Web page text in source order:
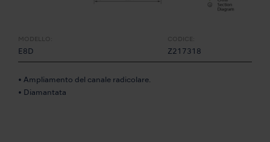
MODELLO:
E8D
CODICE:
Z217318
• Ampliamento del canale radicolare.
• Diamantata